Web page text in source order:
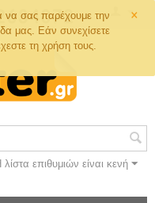
×
να σας παρέχουμε την
μας. Εάν συνεχίσετε
τη χρήση τους.
λίστα επιθυμιών είναι κενή